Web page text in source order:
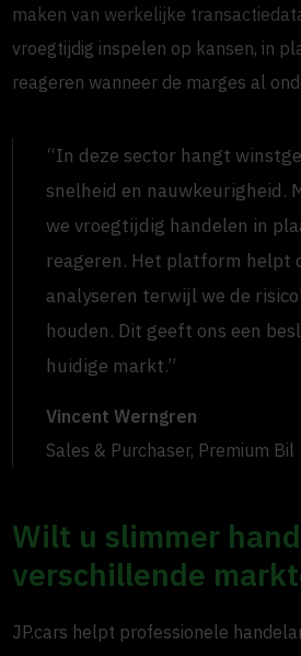
maken van werkelijke
vroegtijdig inspelen op kansen, in
reageren wanneer de marges al
“In deze sector hangt
snelheid en nauwkeurigheid.
we vroegtijdig handelen in
reageren. Het platform helpt
analyseren terwijl we de
houden. Dit geeft ons een
huidige markt.”
Vincent Werngren
Sales & Purchaser, Premium Bil
Wilt u slimmer
verschillende
JP.cars helpt professionele